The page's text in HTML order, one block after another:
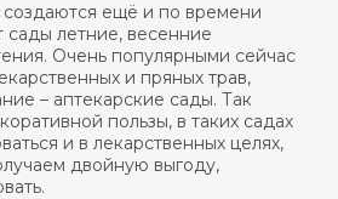
ещё и по времени
сады летние, весенние
Очень популярными сейчас
и пряных трав,
– аптекарские сады. Так
пользы, в таких садах
и в лекарственных целях,
двойную выгоду,